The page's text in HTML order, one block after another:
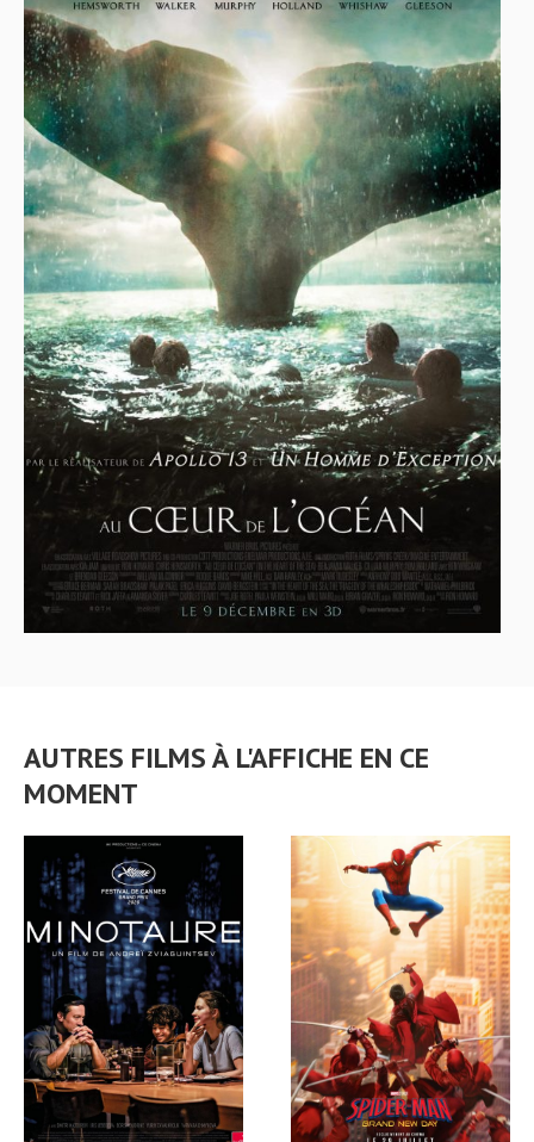
AUTRES FILMS À L'AFFICHE EN CE
MOMENT